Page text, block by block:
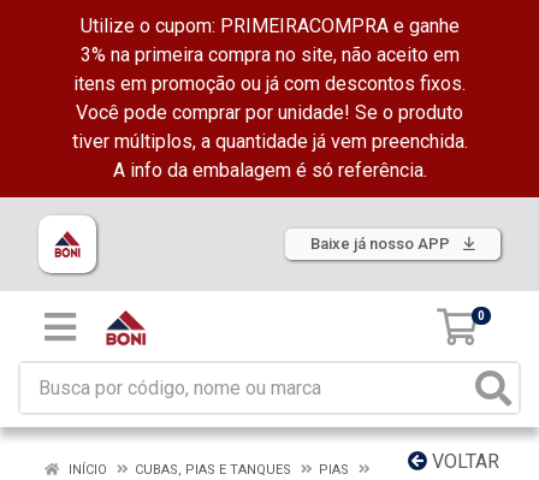
Utilize o cupom: PRIMEIRACOMPRA e ganhe
3% na primeira compra no site, não aceito em
itens em promoção ou já com descontos fixos.
Você pode comprar por unidade! Se o produto
tiver múltiplos, a quantidade já vem preenchida.
A info da embalagem é só referência.
Baixe já nosso APP
0
VOLTAR
INÍCIO CUBAS, PIAS E TANQUES
PIAS